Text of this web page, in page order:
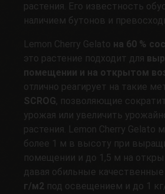
растения. Его известность
наличием бутонов и
Lemon Cherry Gelato на 60 %
это растение подходит для
помещении и на открытом
отлично реагирует на такие
SCROG, позволяющие
урожая или увеличить
растения. Lemon Cherry Gelato
более 1 м в высоту при
помещении и до 1,5 м на
давая обильные
г/м2 под освещением и до 1